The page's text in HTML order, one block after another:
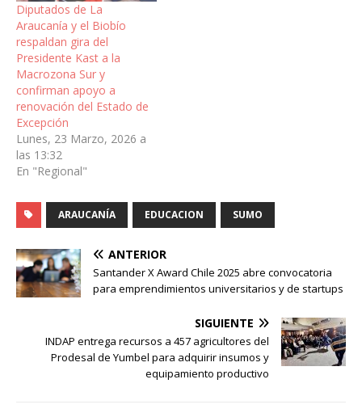
Diputados de La
Araucanía y el Biobío
respaldan gira del
Presidente Kast a la
Macrozona Sur y
confirman apoyo a
renovación del Estado de
Excepción
Lunes, 23 Marzo, 2026 a
las 13:32
En "Regional"
ARAUCANÍA EDUCACION SUMO
ANTERIOR
Santander X Award Chile 2025 abre convocatoria
para emprendimientos universitarios y de startups
SIGUIENTE
INDAP entrega recursos a 457 agricultores del
Prodesal de Yumbel para adquirir insumos y
equipamiento productivo